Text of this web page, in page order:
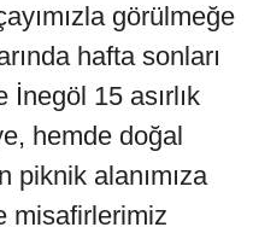
görülmeğe
hafta sonları
İnegöl 15 asırlık
hemde doğal
piknik alanımıza
misafirlerimiz